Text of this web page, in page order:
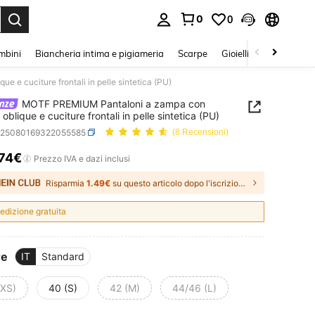
0 0
Biancheria intima e pigiameria Scarpe Gioielli E Accessori
e cuciture frontali in pelle sintetica (PU)
MOTF PREMIUM Pantaloni a zampa con
e cuciture frontali in pelle sintetica (PU)
(8 Recensioni)
AND AVAILABILITY
Prezzo IVA e dazi inclusi
Risparmia 1.49€ su questo articolo dopo l'iscrizione.
gratuita
IT Standard
40 (S) 42 (M) 44/46 (L)